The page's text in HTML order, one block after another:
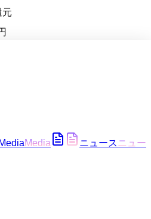
元
MediaMedia ニュース ニュー